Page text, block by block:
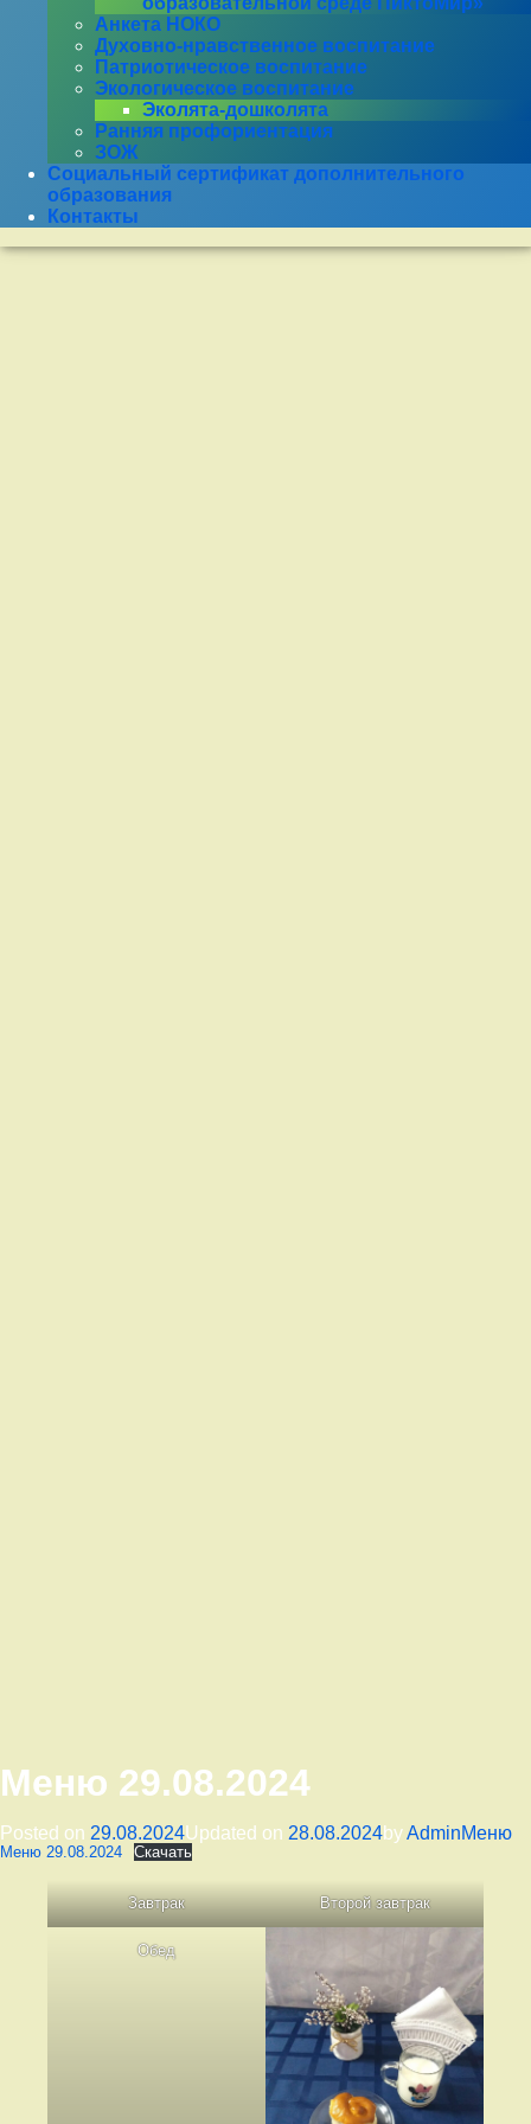
Анкета НОКО
Духовно-нравственное воспитание
Патриотическое воспитание
Экологическое воспитание
Эколята-дошколята
Ранняя профориентация
ЗОЖ
Социальный сертификат дополнительного
образования
Контакты
Меню 29.08.2024
Posted on 29.08.2024Updated on 28.08.2024byAdminМеню
Меню 29.08.2024 Скачать
Завтрак Второй завтрак
Обед